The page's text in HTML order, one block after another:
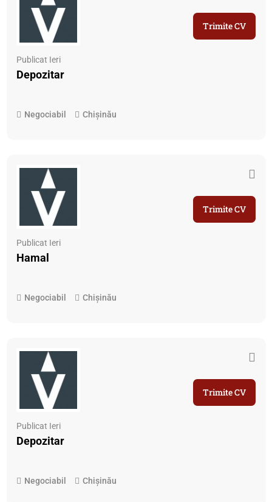
Publicat Ieri
Depozitar
Negociabil Chișinău
Trimite CV
Publicat Ieri
Hamal
Negociabil Chișinău
Trimite CV
Publicat Ieri
Depozitar
Negociabil Chișinău
Trimite CV